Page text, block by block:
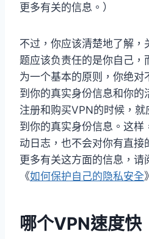
更多有关的信息。）
不过，你应该清楚地了解，
题应该负责任的是你自己，
为一个基本的原则，你绝对
到你的真实身份信息和你的
注册和购买VPN的时候，
到你的真实身份信息。这样
动日志，也不会对你有直接
更多有关这方面的信息，请
《如何保护自己的隐私安全
哪个VPN速度快